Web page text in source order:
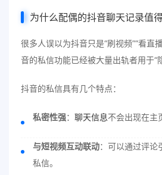
为什么配偶的抖音聊天记录值
很多人误以为抖音只是“刷视频”“看直
音的私信功能已经被大量出轨者用于“
抖音的私信具有几个特点：
私密性强： 聊天信息不会出现在主
与短视频互动联动：可以通过评论
私信。